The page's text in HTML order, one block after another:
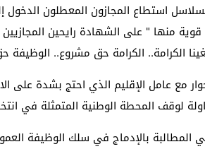
استطاع المجازون المعطلون
قوية منها " على الشهادة رايحين
الكرامة.. الكرامة حق مشروع..
مع عامل الإقليم الذي احتج بشدة على
الوطنية المتمثلة في انتخابات 25 نونبر والتشويش
بالإدماج في سلك الوظيفة